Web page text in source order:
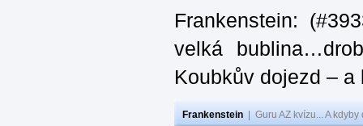
Frankenstein:
velká
Koubkův dojezd –
Frankenstein Guru AZ kvízu... A